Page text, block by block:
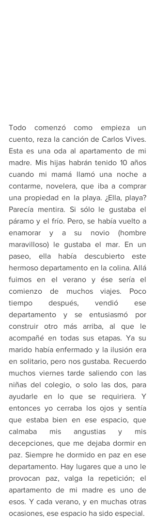
Todo comenzó como empieza un
cuento, reza la canción de Carlos Vives.
Esta es una oda al apartamento de mi
madre. Mis hijas habrán tenido 10 años
cuando mi mamá llamó una noche a
contarme, novelera, que iba a comprar
una propiedad en la playa. ¿Ella, playa?
Parecía mentira. Si sólo le gustaba el
páramo y el frío. Pero, se había vuelto a
enamorar y a su novio (hombre
maravilloso) le gustaba el mar. En un
paseo, ella había descubierto este
hermoso departamento en la colina. Allá
fuimos en el verano y ése sería el
comienzo de muchos viajes. Poco
tiempo después, vendió ese
departamento y se entusiasmó por
construir otro más arriba, al que le
acompañé en todas sus etapas. Ya su
marido había enfermado y la ilusión era
en solitario, pero nos gustaba. Recuerdo
muchos viernes tarde saliendo con las
niñas del colegio, o solo las dos, para
ayudarle en lo que se requiriera. Y
entonces yo cerraba los ojos y sentía
que estaba bien en ese espacio, que
calmaba mis angustias y mis
decepciones, que me dejaba dormir en
paz. Siempre he dormido en paz en ese
departamento. Hay lugares que a uno le
provocan paz, valga la repetición; el
apartamento de mi madre es uno de
esos. Y cada verano, y en muchas otras
ocasiones, ese espacio ha sido especial.